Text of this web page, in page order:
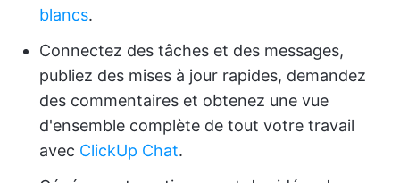
blancs.
Connectez des tâches et des messages,
publiez des mises à jour rapides, demandez
des commentaires et obtenez une vue
d'ensemble complète de tout votre travail
avec ClickUp Chat.